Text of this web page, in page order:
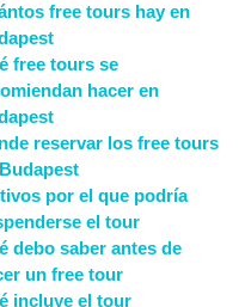
free tours hay en
free tours se
hacer en
reservar los free tours
por el que podría
el tour
debo saber antes de
un free tour
incluye el tour